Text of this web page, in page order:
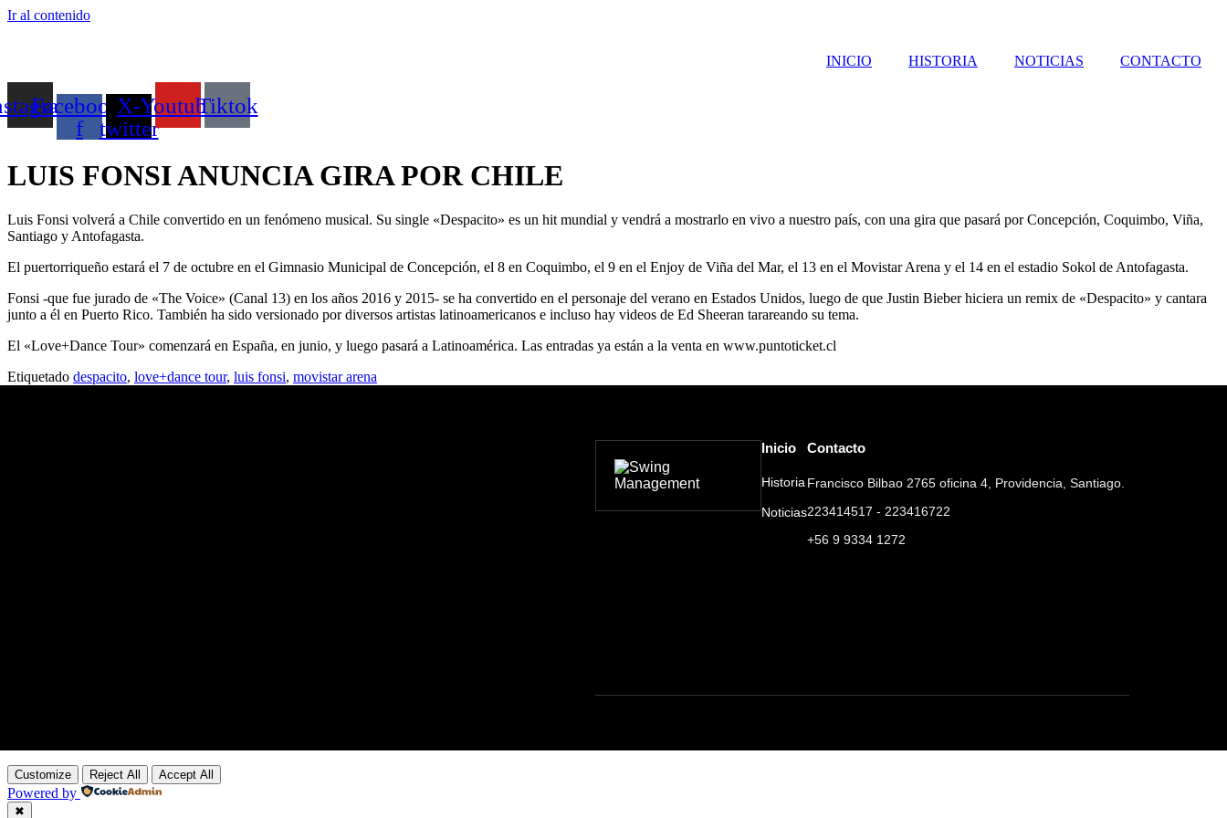
Ir al contenido
INICIO HISTORIA NOTICIAS CONTACTO
Facebook-
f
X-
twitter
YoutubeTiktok
LUIS FONSI ANUNCIA GIRA POR CHILE
Luis Fonsi volverá a Chile convertido en un fenómeno musical. Su single «Despacito» es un hit mundial y vendrá a mostrarlo en vivo a nuestro país, con una gira que pasará por Concepción, Coquimbo, Viña,
Santiago y Antofagasta.
El puertorriqueño estará el 7 de octubre en el Gimnasio Municipal de Concepción, el 8 en Coquimbo, el 9 en el Enjoy de Viña del Mar, el 13 en el Movistar Arena y el 14 en el estadio Sokol de Antofagasta.
Fonsi -que fue jurado de «The Voice» (Canal 13) en los años 2016 y 2015- se ha convertido en el personaje del verano en Estados Unidos, luego de que Justin Bieber hiciera un remix de «Despacito» y cantara
junto a él en Puerto Rico. También ha sido versionado por diversos artistas latinoamericanos e incluso hay videos de Ed Sheeran tarareando su tema.
El «Love+Dance Tour» comenzará en España, en junio, y luego pasará a Latinoamérica. Las entradas ya están a la venta en www.puntoticket.cl
Etiquetado despacito, love+dance tour, luis fonsi, movistar arena
Inicio
Historia
Noticias
Contacto
Francisco Bilbao 2765 oficina 4, Providencia, Santiago.
223414517 - 223416722
+56 9 9334 1272
Customize Reject All Accept All
Powered by
✖